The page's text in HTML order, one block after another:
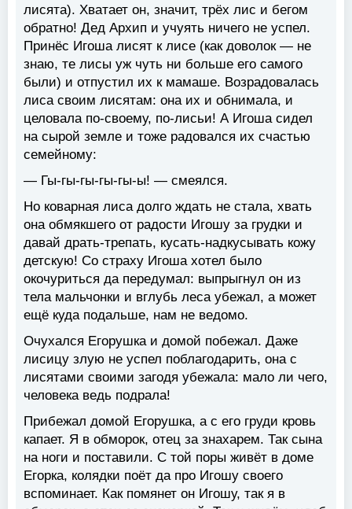
лисята). Хватает он, значит, трёх лис и бегом
обратно! Дед Архип и учуять ничего не успел.
Принёс Игоша лисят к лисе (как доволок — не
знаю, те лисы уж чуть ни больше его самого
были) и отпустил их к мамаше. Возрадовалась
лиса своим лисятам: она их и обнимала, и
целовала по-своему, по-лисьи! А Игоша сидел
на сырой земле и тоже радовался их счастью
семейному:
— Гы-гы-гы-гы-гы-ы! — смеялся.
Но коварная лиса долго ждать не стала, хвать
она обмякшего от радости Игошу за грудки и
давай драть-трепать, кусать-надкусывать кожу
детскую! Со страху Игоша хотел было
окочуриться да передумал: выпрыгнул он из
тела мальчонки и вглубь леса убежал, а может
ещё куда подальше, нам не ведомо.
Очухался Егорушка и домой побежал. Даже
лисицу злую не успел поблагодарить, она с
лисятами своими загодя убежала: мало ли чего,
человека ведь подрала!
Прибежал домой Егорушка, а с его груди кровь
капает. Я в обморок, отец за знахарем. Так сына
на ноги и поставили. С той поры живёт в доме
Егорка, колядки поёт да про Игошу своего
вспоминает. Как помянет он Игошу, так я в